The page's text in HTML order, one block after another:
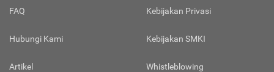
FAQ
Hubungi Kami
Artikel
Kebijakan Privasi
Kebijakan SMKI
Whistleblowing